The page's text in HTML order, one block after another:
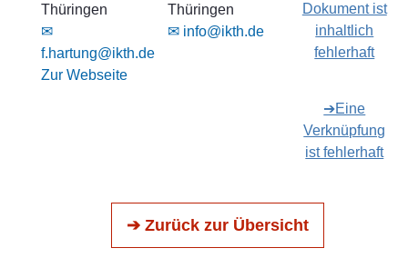
Thüringen
✉
f.hartung@ikth.de
Zur Webseite
Thüringen
✉ info@ikth.de
Dokument ist
inhaltlich
fehlerhaft
➔Eine
Verknüpfung
ist fehlerhaft
➔ Zurück zur Übersicht